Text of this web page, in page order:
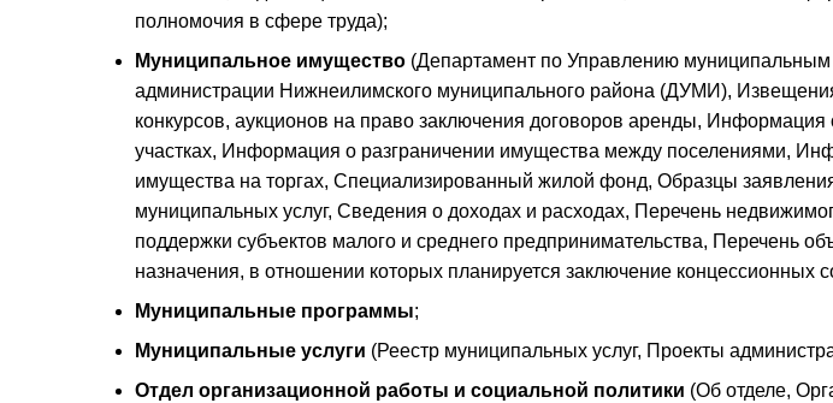
полномочия в сфере труда);
Муниципальное имущество (Департамент по Управлению
администрации Нижнеилимского муниципального района (ДУМИ),
конкурсов, аукционов на право заключения договоров аренды,
участках, Информация о разграничении имущества между поселениями,
имущества на торгах, Специализированный жилой фонд, Образцы
муниципальных услуг, Сведения о доходах и расходах, Перечень
поддержки субъектов малого и среднего предпринимательства, Перечень
назначения, в отношении которых планируется заключение концессионных
Муниципальные программы;
Муниципальные услуги (Реестр муниципальных услуг, Проекты
Отдел организационной работы и социальной политики (Об отделе,